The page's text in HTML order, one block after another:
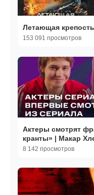
Летающая
153 091 просмотров
Актеры смотрят
кранты» | Макар
Антон Шокалюк
8 142 просмотров